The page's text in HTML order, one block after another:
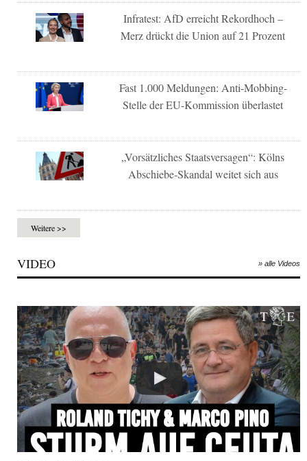
Infratest: AfD erreicht Rekordhoch –
Merz drückt die Union auf 21 Prozent
Fast 1.000 Meldungen: Anti-Mobbing-
Stelle der EU-Kommission überlastet
„Vorsätzliches Staatsversagen“: Kölns
Abschiebe-Skandal weitet sich aus
Weitere >>
VIDEO » alle Videos